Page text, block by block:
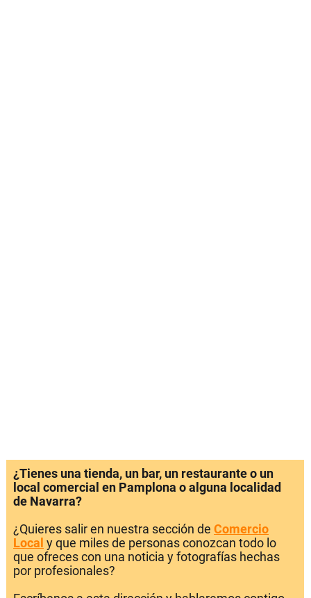
¿Tienes una tienda, un bar, un restaurante o un
local comercial en Pamplona o alguna localidad
de Navarra?
¿Quieres salir en nuestra sección de Comercio
Local y que miles de personas conozcan todo lo
que ofreces con una noticia y fotografías hechas
por profesionales?